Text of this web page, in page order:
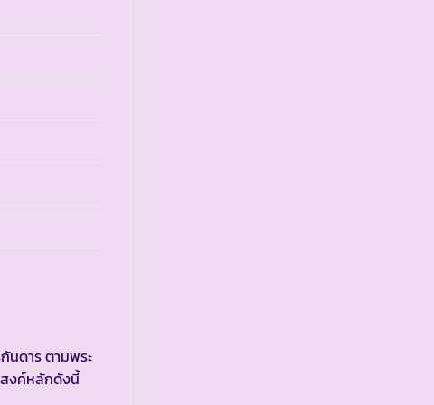
นดาร ตามพระ
สงค์หลักดังนี้